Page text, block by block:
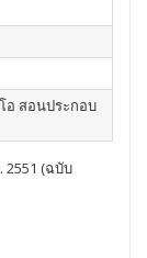
อ สอนประกอบ
(ฉบับ